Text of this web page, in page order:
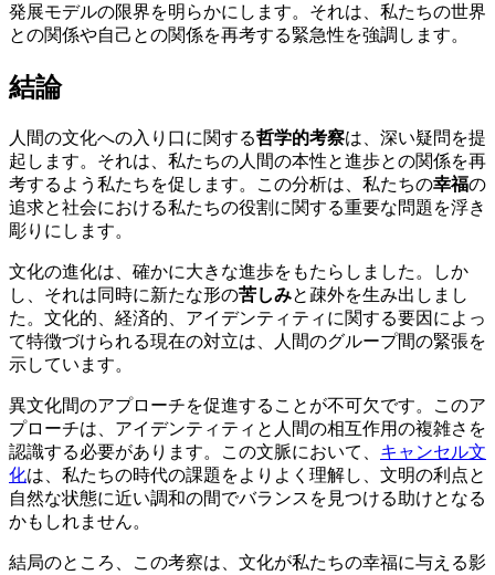
発展モデルの限界を明らかにします。それは、私たちの世界
との関係や自己との関係を再考する緊急性を強調します。
結論
人間の文化への入り口に関する哲学的考察は、深い疑問を提
起します。それは、私たちの人間の本性と進歩との関係を再
考するよう私たちを促します。この分析は、私たちの幸福の
追求と社会における私たちの役割に関する重要な問題を浮き
彫りにします。
文化の進化は、確かに大きな進歩をもたらしました。しか
し、それは同時に新たな形の苦しみと疎外を生み出しまし
た。文化的、経済的、アイデンティティに関する要因によっ
て特徴づけられる現在の対立は、人間のグループ間の緊張を
示しています。
異文化間のアプローチを促進することが不可欠です。このア
プローチは、アイデンティティと人間の相互作用の複雑さを
認識する必要があります。この文脈において、 キャンセル文
化は、私たちの時代の課題をよりよく理解し、文明の利点と
自然な状態に近い調和の間でバランスを見つける助けとなる
かもしれません。
結局のところ、この考察は、文化が私たちの幸福に与える影